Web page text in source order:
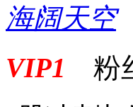
海阔天空
VIP1 粉